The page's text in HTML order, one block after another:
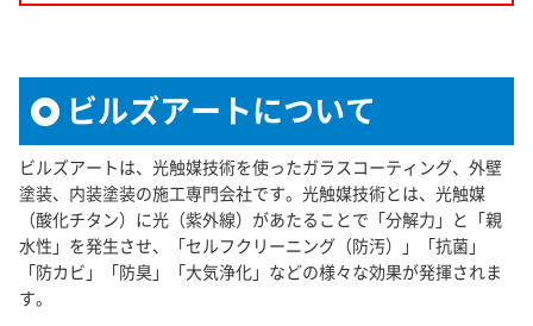
ビルズアートについて
ビルズアートは、光触媒技術を使ったガラスコーティング、外壁
塗装、内装塗装の施工専門会社です。光触媒技術とは、光触媒
（酸化チタン）に光（紫外線）があたることで「分解力」と「親
水性」を発生させ、「セルフクリーニング（防汚）」「抗菌」
「防カビ」「防臭」「大気浄化」などの様々な効果が発揮されま
す。